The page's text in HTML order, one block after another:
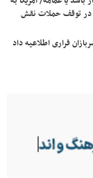
در توقف حملات نقش
فراری اطلاعیه داد